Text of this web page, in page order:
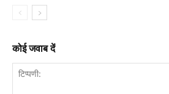
कोई जवाब दें